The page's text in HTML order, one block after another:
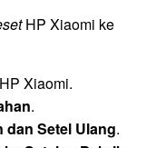
HP Xiaomi ke
Xiaomi.
.
dan Setel Ulang.